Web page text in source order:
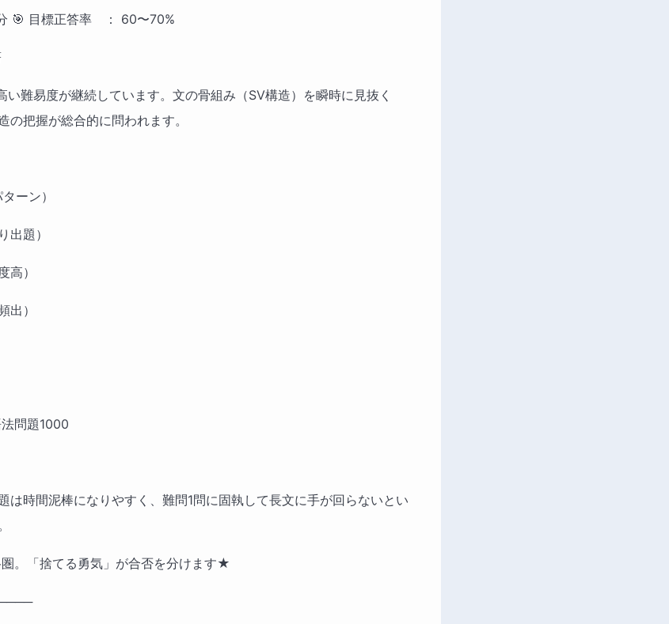
🎯 目標正答率　： 60〜70%
難易度が継続しています。文の骨組み（SV構造）を瞬時に見抜く
の把握が総合的に問われます。
ターン）
り出題）
度高）
出）
問題1000
は時間泥棒になりやすく、難問1問に固執して長文に手が回らないとい
。「捨てる勇気」が合否を分けます★